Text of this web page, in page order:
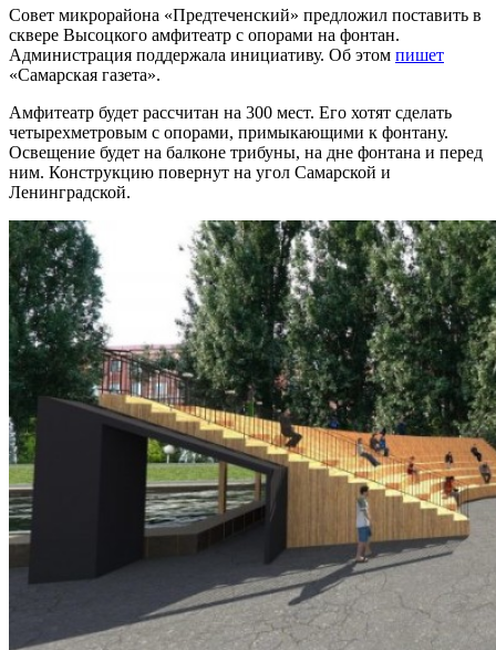
Совет микрорайона «Предтеченский» предложил поставить в
сквере Высоцкого амфитеатр с опорами на фонтан.
Администрация поддержала инициативу. Об этом пишет
«Самарская газета».
Амфитеатр будет рассчитан на 300 мест. Его хотят сделать
четырехметровым с опорами, примыкающими к фонтану.
Освещение будет на балконе трибуны, на дне фонтана и перед
ним. Конструкцию повернут на угол Самарской и
Ленинградской.